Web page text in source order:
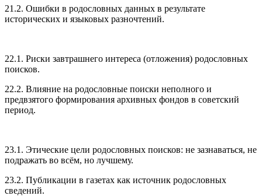
21.2. Ошибки в родословных данных в результате
исторических и языковых разночтений.
22.1. Риски завтрашнего интереса (отложения) родословных
поисков.
22.2. Влияние на родословные поиски неполного и
предвзятого формирования архивных фондов в советский
период.
23.1. Этические цели родословных поисков: не зазнаваться, не
подражать во всём, но лучшему.
23.2. Публикации в газетах как источник родословных
сведений.